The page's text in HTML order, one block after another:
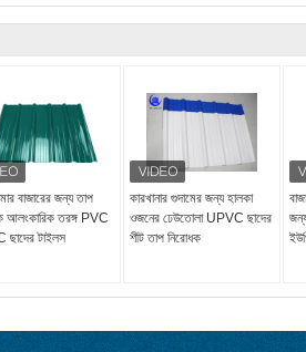
বাজারের জন্য তাপ
আলংকারিক তরঙ্গ PVC
টাইলস
কারখানার গুদামের জন্য হালকা
ওজনের ঢেউতোলা UPVC ছাদের
শীট তাপ নিরোধক